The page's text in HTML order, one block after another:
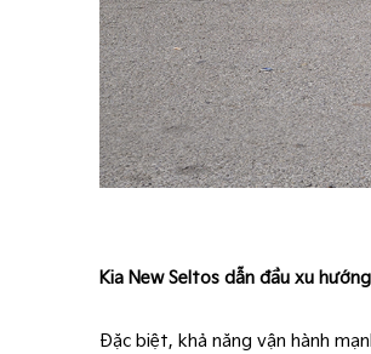
Kia New Seltos dẫn đầu xu
Đặc biệt, khả năng vận hành